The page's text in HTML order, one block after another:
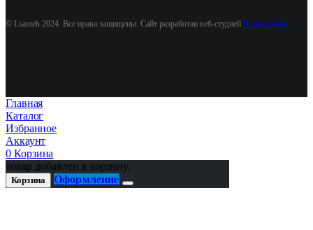
© Lsanteh 2024. Все права защищены. Сайт разработан веб-студией Бизнес Идея
Главная
Каталог
Избранное
Аккаунт
0 Корзина
товар добавлен в корзину.
Корзина Оформление